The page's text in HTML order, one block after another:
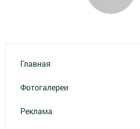
Главная
Фотогалереи
Реклама